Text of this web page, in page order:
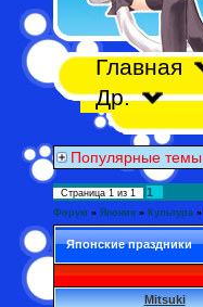
Главная
Др.
Популярные темы
Страница 1 из 1 1
Форум » Япония » Культура »
Японские праздники
Mitsuki